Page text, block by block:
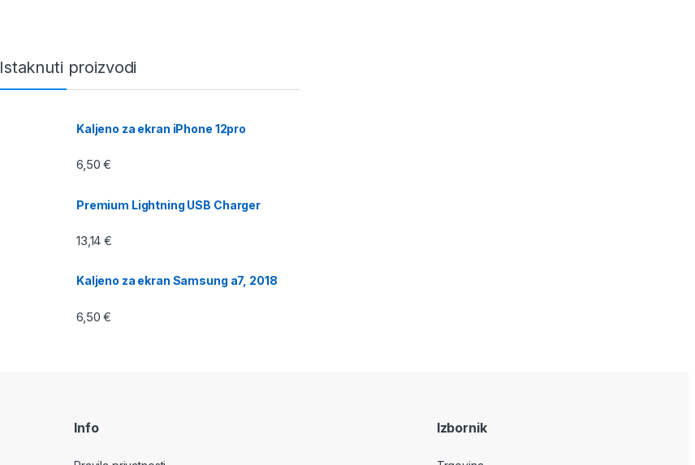
Istaknuti proizvodi
Kaljeno za ekran iPhone 12pro
6,50€
Premium Lightning USB Charger
13,14€
Kaljeno za ekran Samsung a7, 2018
6,50€
Info Izbornik